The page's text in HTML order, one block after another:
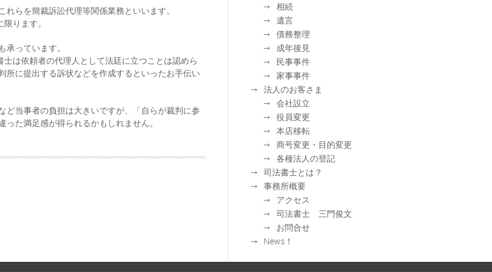
らを簡裁訴訟代理等関係業務といいます。
ります。
っています。
は依頼者の代理人として法廷に立つことは認めら
に提出する訴状などを作成するといったお手伝い
当事者の負担は大きいですが、「自らが裁判に参
た満足感が得られるかもしれません。
相続
遺言
債務整理
成年後見
民事事件
家事事件
法人のお客さま
会社設立
役員変更
本店移転
商号変更・目的変更
各種法人の登記
司法書士とは？
事務所概要
アクセス
司法書士 三門俊文
お問合せ
News！